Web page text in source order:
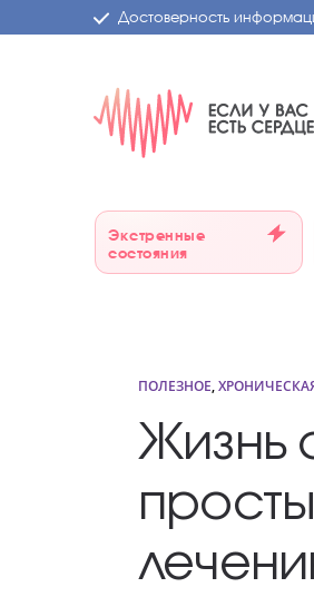
Достоверность
Экстренные
состояния
ПОЛЕЗНОЕ,
Жизнь